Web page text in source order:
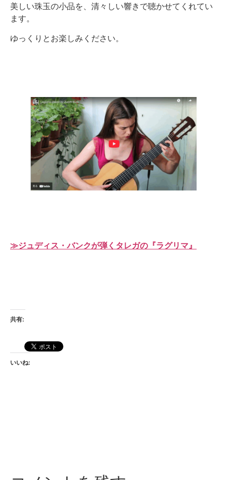
美しい珠玉の小品を、清々しい響きで聴かせてくれてい
ます。
ゆっくりとお楽しみください。
≫ジュディス・バンクが弾くタレガの『ラグリマ』
共有:
いいね: